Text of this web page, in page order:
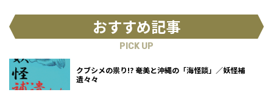
おすすめ記事
PICK UP
クブシメの祟り!? 奄美と沖縄の「海怪談」／妖怪補
遺々々